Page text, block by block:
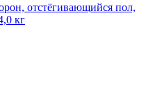
отстёгивающийся пол,
кг